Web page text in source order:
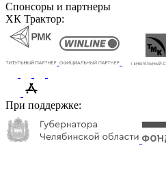
Спонсоры и партнеры
ХК Трактор:
При поддержке: